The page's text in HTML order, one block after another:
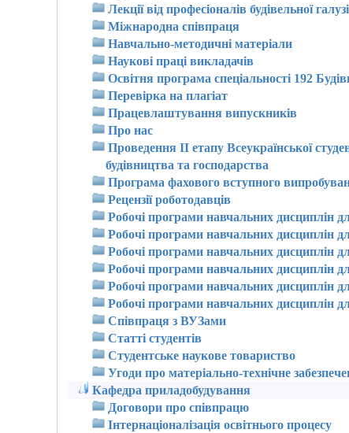
Лекції від професіоналів будівельної галузі
Міжнародна співпраця
Навчально-методичні матеріали
Наукові праці викладачів
Освітня програма спеціальності 192
Перевірка на плагіат
Працевлаштування випускників
Про нас
Проведення ІІ етапу Всеукраїнської
будівництва та господарства
Програма фахового вступного
Рецензії роботодавців
Робочі програми навчальних дисциплін
Робочі програми навчальних дисциплін
Робочі програми навчальних дисциплін
Робочі програми навчальних дисциплін
Робочі програми навчальних дисциплін
Робочі програми навчальних дисциплін
Співпраця з ВУЗами
Статті студентів
Студентське наукове товариство
Угоди про матеріально-технічне
Кафедра приладобудування
Договори про співпрацю
Інтернаціоналізація освітнього процесу